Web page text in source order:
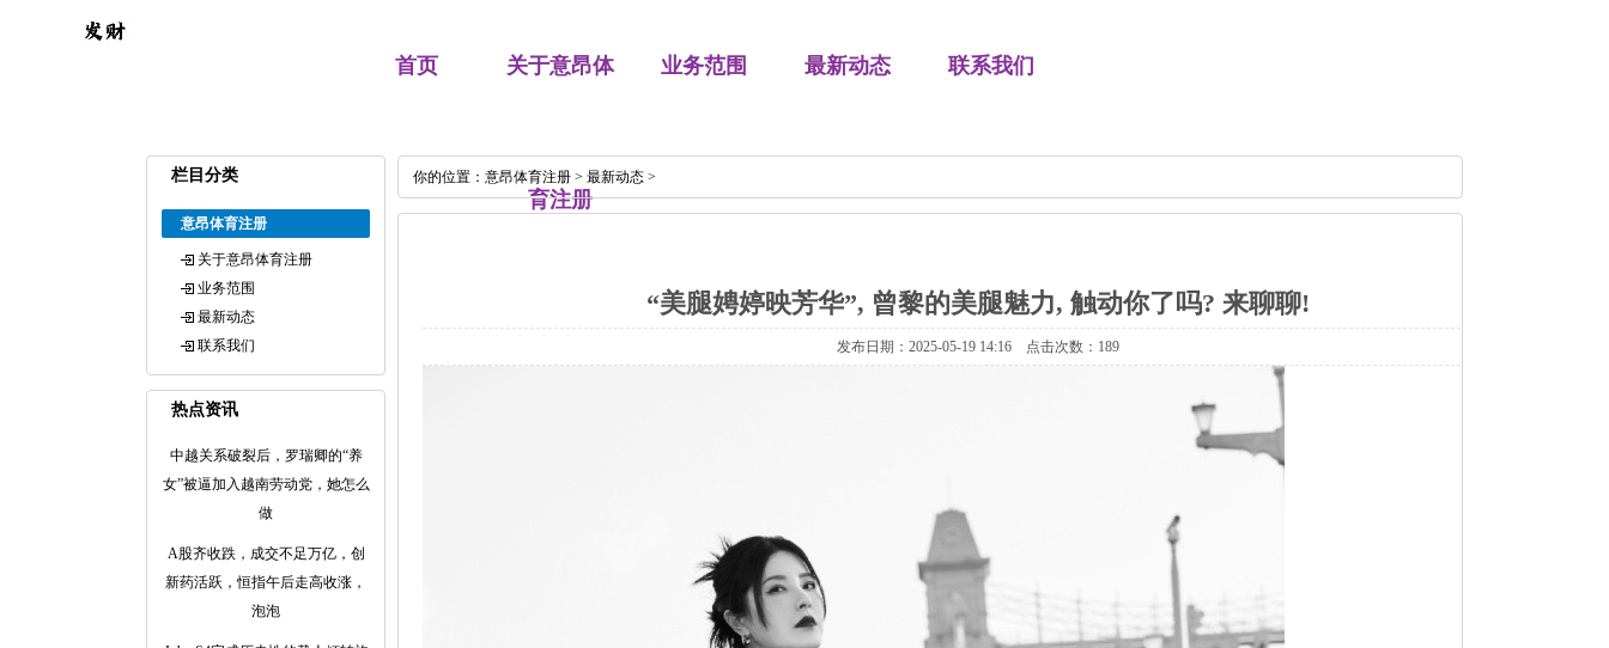
首页 关于意昂体
育注册
业务范围 最新动态 联系我们
栏目分类
意昂体育注册
关于意昂体育注册
业务范围
最新动态
联系我们
热点资讯
中越关系破裂后，罗瑞卿的“养
女”被逼加入越南劳动党，她怎么
做
A股齐收跌，成交不足万亿，创
新药活跃，恒指午后走高收涨，
泡泡
你的位置： 意昂体育注册 > 最新动态 >
“美腿娉婷映芳华”, 曾黎的美腿魅力, 触动你了吗? 来聊聊!
发布日期：2025-05-19 14:16 点击次数：189